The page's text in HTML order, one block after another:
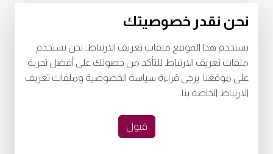
CJ95249
خصوصيةالبنود و الظروف
Download Burjeel App Now
appstore:
نحن نقدر خصوصيتك
يستخدم هذا الموقع ملفات تعريف الارتباط. نحن نستخدم
ملفات تعريف الارتباط للتأكد من حصولك على أفضل تجربة
على موقعنا. يرجى قراءة سياسة الخصوصية وملفات تعريف
الارتباط الخاصة بنا.
قبول